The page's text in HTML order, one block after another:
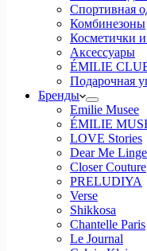
Спортивная
Комбинезоны
Косметички
Аксессуары
ÉMILIE
Подарочная
Бренды
Emilie Musee
ÉMILIE
LOVE Stories
Dear Me
Closer Couture
PRELUDIYA
Verse
Shikkosa
Chantelle Paris
Le Journal